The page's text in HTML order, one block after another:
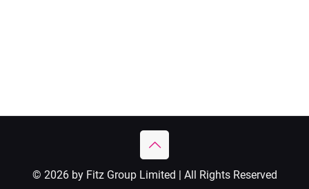
© 2026 by Fitz Group Limited | All Rights Reserved